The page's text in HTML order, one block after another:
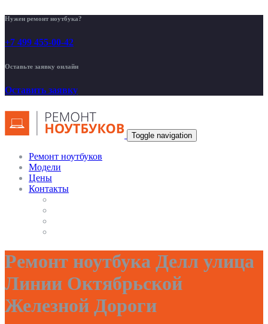
Нужен ремонт ноутбука?
+7 499 455-00-42
Оставьте заявку онлайн
Оставить заявку
Toggle navigation
Ремонт ноутбуков
Модели
Цены
Контакты
Ремонт ноутбука Делл улица
Линии Октябрьской
Железной Дороги